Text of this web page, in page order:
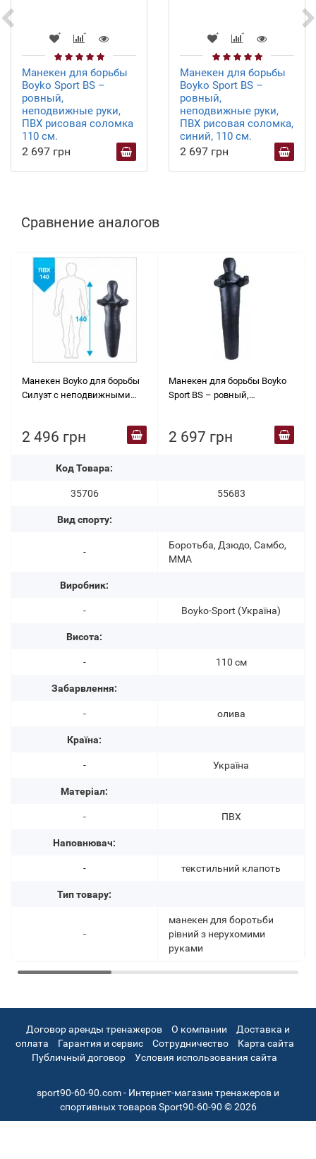
Манекен для борьбы
Boyko Sport BS –
ровный,
неподвижные руки,
ПВХ рисовая соломка
110 см.
2 697 грн
Манекен для борьбы
Boyko Sport BS –
ровный,
неподвижные руки,
ПВХ рисовая соломка,
синий, 110 см.
2 697 грн
Сравнение аналогов
Манекен Boyko для борьбы
Силуэт с неподвижными
2 496 грн
Код Товара:
35706
Вид спорту:
-
Виробник:
-
Висота:
-
Забарвлення:
-
Країна:
-
Матеріал:
-
Наповнювач:
-
Тип товару:
-
Манекен для борьбы Boyko
Sport BS – ровный,
рисовая соломка 110 см.
2 697 грн
55683
Боротьба, Дзюдо, Самбо,
ММА
Boyko-Sport (Україна)
110 см
олива
Україна
ПВХ
текстильний клапоть
манекен для боротьби
рівний з нерухомими
руками
Договор аренды тренажеров О компании
Доставка и
оплата
Гарантия и сервис Сотрудничество
Карта сайта
Публичный договор
Условия использования сайта
sport90-60-90.com - Интернет-магазин тренажеров и
спортивных товаров Sport90-60-90 © 2026